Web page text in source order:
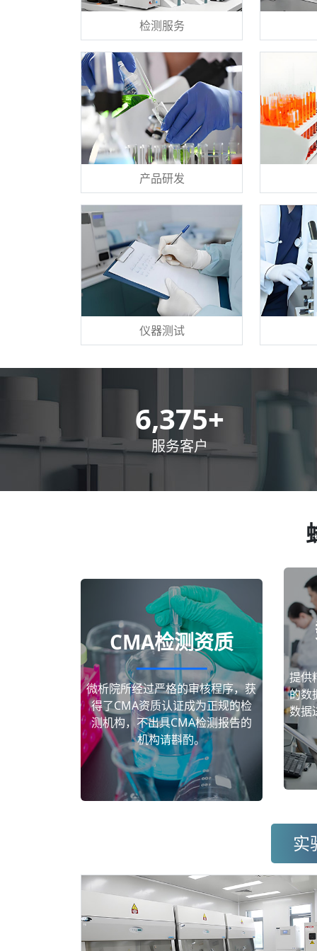
检测服务
产品研发
仪器测试
8,500+
服务客户
CMA检测资质
微析院所经过严格的审核程序，获
得了CMA资质认证成为正规的检
测机构，不出具CMA检测报告的
机构请斟酌。
提供
的数
数据
实